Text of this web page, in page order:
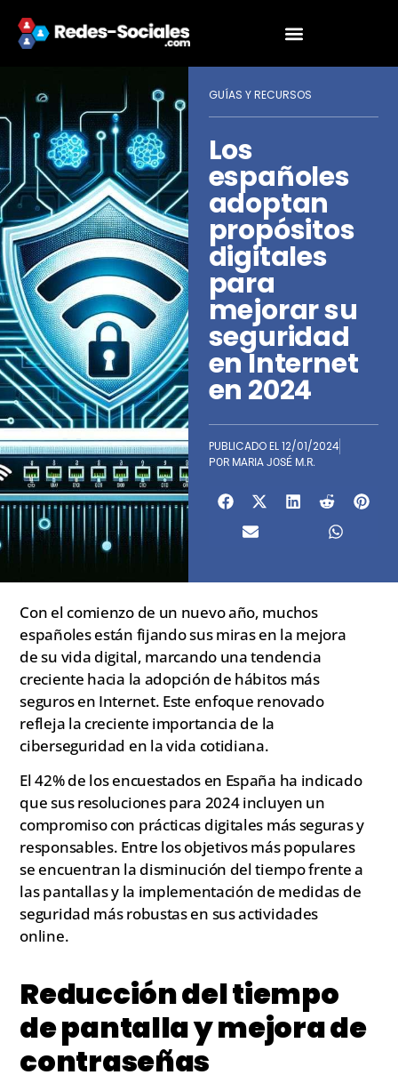
GUÍAS Y RECURSOS
Los
españoles
adoptan
propósitos
digitales
para
mejorar su
seguridad
en Internet
en 2024
PUBLICADO EL12/01/2024
POR MARIA JOSÉ M.R.
Con el comienzo de un nuevo año, muchos
españoles están fijando sus miras en la mejora
de su vida digital, marcando una tendencia
creciente hacia la adopción de hábitos más
seguros en Internet. Este enfoque renovado
refleja la creciente importancia de la
ciberseguridad en la vida cotidiana.
El 42% de los encuestados en España ha indicado
que sus resoluciones para 2024 incluyen un
compromiso con prácticas digitales más seguras y
responsables. Entre los objetivos más populares
se encuentran la disminución del tiempo frente a
las pantallas y la implementación de medidas de
seguridad más robustas en sus actividades
online.
Reducción del tiempo
de pantalla y mejora de
contraseñas